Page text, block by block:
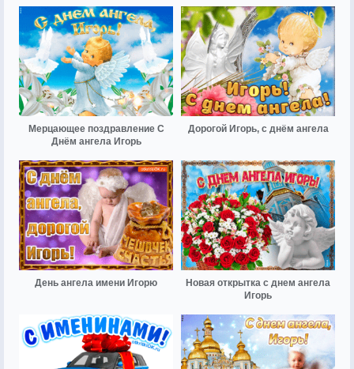
Мерцающее поздравление С
Днём ангела Игорь
Дорогой Игорь, с днём ангела
День ангела имени Игорю
Новая открытка с днем ангела
Игорь